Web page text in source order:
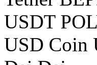
USDT
USD Coin